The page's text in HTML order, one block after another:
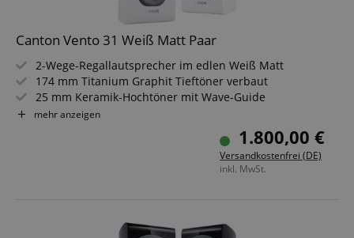
Canton Vento 31 Weiß Matt Paar
2-Wege-Regallautsprecher im edlen Weiß Matt
174 mm Titanium Graphit Tieftöner verbaut
25 mm Keramik-Hochtöner mit Wave-Guide
Kraftvoller Klang mit hoher Detailauflösung
Bassreflex-System für präzisen Tiefbass
Ideal für HiFi, Stereo und Heimkino-Systeme
mehr anzeigen
1.800,00 €
Versandkostenfrei (DE)
inkl. MwSt.